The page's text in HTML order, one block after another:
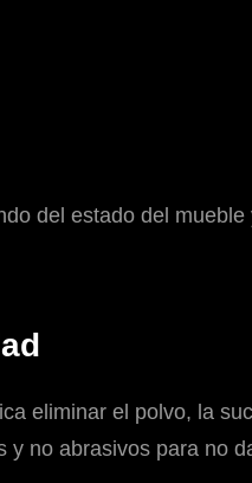
del estado del
eliminar el polvo, la
no abrasivos para no